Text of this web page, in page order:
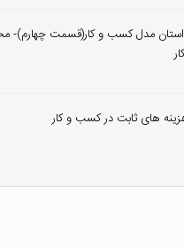
مدل کسب و کار(قسمت چهارم)-
های ثابت در کسب و کار